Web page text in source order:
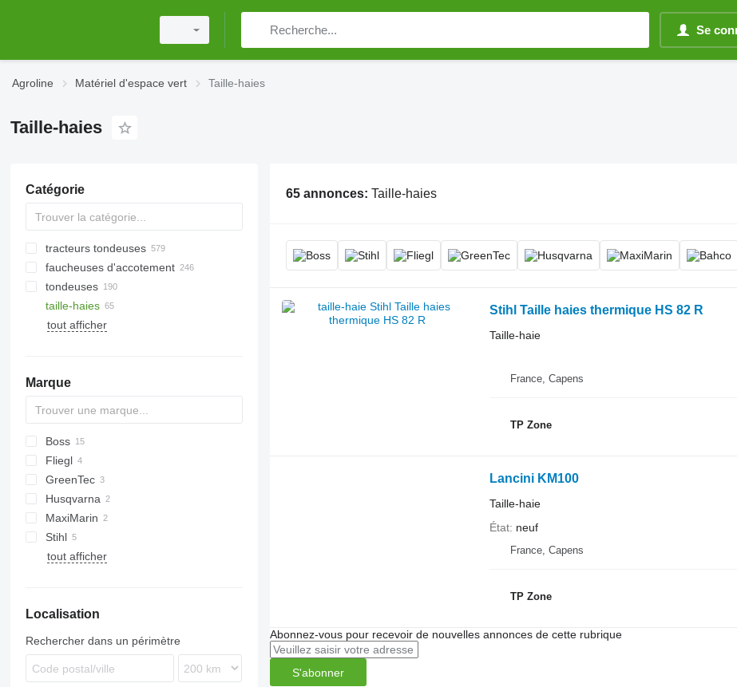
Se
Agroline Matériel d'espace vert Taille-haies
Taille-haies
Catégorie
tracteurs tondeuses
faucheuses d'accotement
tondeuses
équipements de protection
brouettes
pelles
ébrancheurs
houes
taille-haies
tout afficher
Marque
Boss
CK
Fliegl
GreenTec
Husqvarna
HHE
MaxiMarin
M-series
Stihl
HS
tout afficher
Localisation
Rechercher dans un périmètre
65 annonces: Taille-haies
Stihl Taille haies thermique HS 82 R
Taille-haie
France, Capens
TP Zone
Lancini KM100
Taille-haie
État neuf
France, Capens
TP Zone
Abonnez-vous pour recevoir de nouvelles annonces de cette rubrique
S'abonner